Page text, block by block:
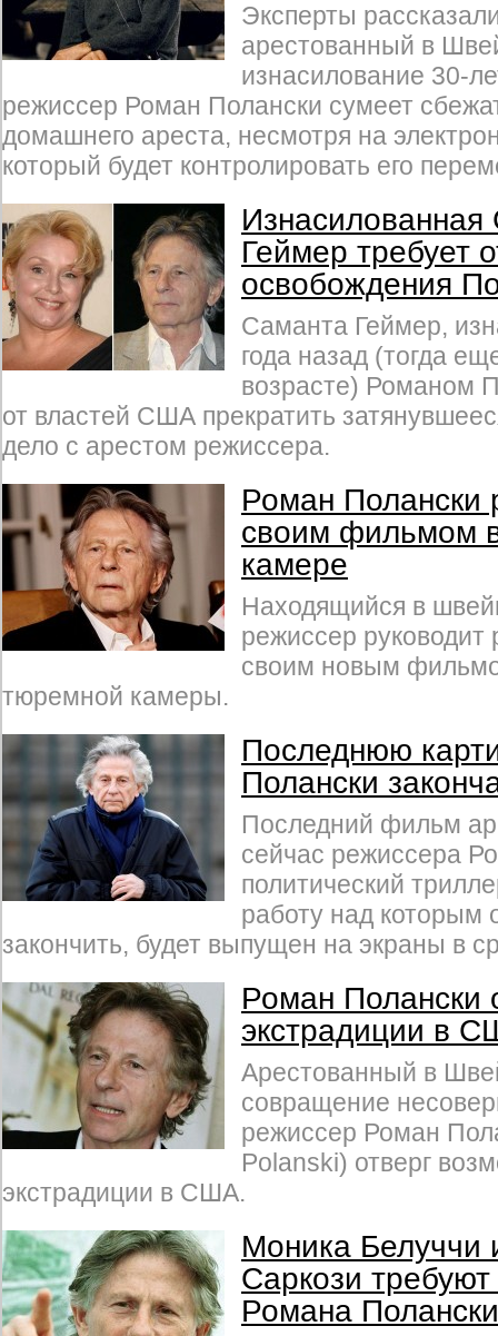
Эксперты
арестованный в
изнасилование 30-
режиссер Роман Полански сумеет
домашнего ареста, несмотря на
который будет контролировать его
Изнасилованная
Геймер требует
освобождения
Саманта Геймер,
года назад (тогда
возрасте) Романом
от властей США прекратить
дело с арестом режиссера.
Роман Полански
своим фильмом
камере
Находящийся в
режиссер руководит
своим новым
тюремной камеры.
Последнюю
Полански
Последний фильм
сейчас режиссера
политический
работу над которым
закончить, будет выпущен на экраны в
Роман Полански
экстрадиции в
Арестованный в
совращение
режиссер Роман
Polanski) отверг
экстрадиции в США.
Моника Белуччи
Саркози
Романа Полански